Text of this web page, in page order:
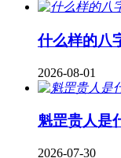
什么样的八
2026-08-01
魁罡贵人是
2026-07-30